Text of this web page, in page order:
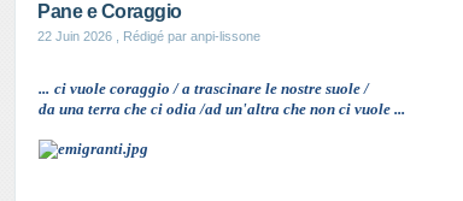
Pane e Coraggio
22 Juin 2026 , Rédigé par anpi-lissone
... ci vuole coraggio / a trascinare le nostre suole /
da una terra checi odia /ad un'altra che nonci vuole ...